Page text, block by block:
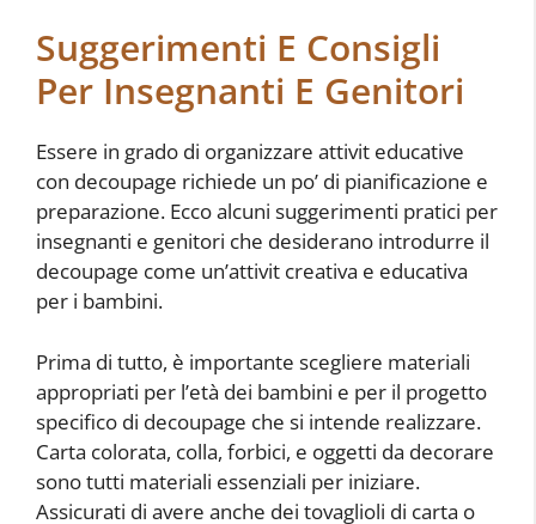
Suggerimenti E Consigli
Per Insegnanti E Genitori
Essere in grado di organizzare attivit educative
con decoupage richiede un po’ di pianificazione e
preparazione. Ecco alcuni suggerimenti pratici per
insegnanti e genitori che desiderano introdurre il
decoupage come un’attivit creativa e educativa
per i bambini.
Prima di tutto, è importante scegliere materiali
appropriati per l’età dei bambini e per il progetto
specifico di decoupage che si intende realizzare.
Carta colorata, colla, forbici, e oggetti da decorare
sono tutti materiali essenziali per iniziare.
Assicurati di avere anche dei tovaglioli di carta o